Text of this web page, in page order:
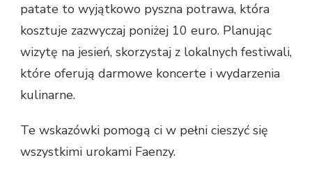
patate to wyjątkowo pyszna potrawa, która
kosztuje zazwyczaj poniżej 10 euro. Planując
wizytę na jesień, skorzystaj z lokalnych festiwali,
które oferują darmowe koncerte i wydarzenia
kulinarne.
Te wskazówki pomogą ci w pełni cieszyć się
wszystkimi urokami Faenzy.